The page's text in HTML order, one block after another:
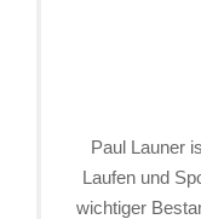
Paul Launer
Laufen und
wichtiger